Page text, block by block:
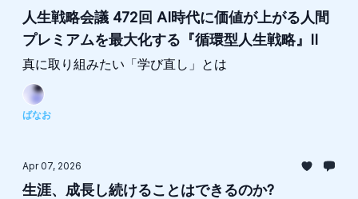
人生戦略会議 472回 AI時代に価値が上がる人間
プレミアムを最大化する『循環型人生戦略』II
真に取り組みたい「学び直し」とは
ばなお
Apr 07, 2026
生涯、成長し続けることはできるのか?